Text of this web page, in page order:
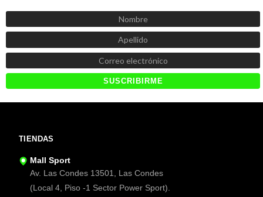
TIENDAS
Mall Sport
Av. Las Condes 13501, Las Condes
(Local 4, Piso -1 Sector Power Sport).